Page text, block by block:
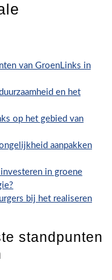
van GroenLinks in
en het
op het gebied van
aanpakken
in groene
bij het realiseren
standpunten